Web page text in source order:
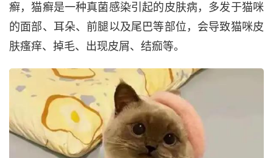
癣，猫癣是一种真菌感染引起的皮肤病，多发于猫咪
的面部、耳朵、前腿以及尾巴等部位，会导致猫咪皮
肤瘙痒、掉毛、出现皮屑、结痂等。